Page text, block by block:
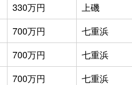
330万円 上磯
700万円 七重浜
700万円 七重浜
700万円 七重浜